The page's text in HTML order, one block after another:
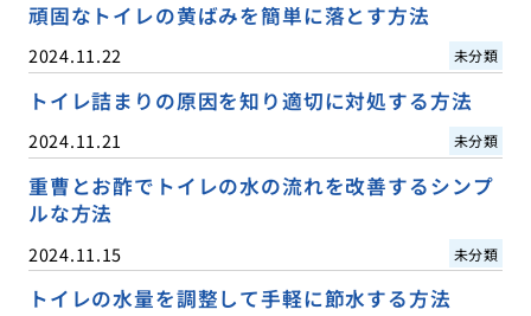
頑固なトイレの黄ばみを簡単に落とす方法
2024.11.22 未分類
トイレ詰まりの原因を知り適切に対処する方法
2024.11.21 未分類
重曹とお酢でトイレの水の流れを改善するシンプ
ルな方法
2024.11.15 未分類
トイレの水量を調整して手軽に節水する方法